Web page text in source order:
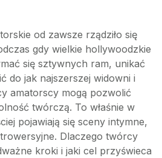
od zawsze rządziło się
gdy wielkie hollywoodzkie
się sztywnych ram, unikać
do jak najszerszej widowni i
amatorscy mogą pozwolić
twórczą. To właśnie w
pojawiają się sceny intymne,
Dlaczego twórcy
kroki i jaki cel przyświeca